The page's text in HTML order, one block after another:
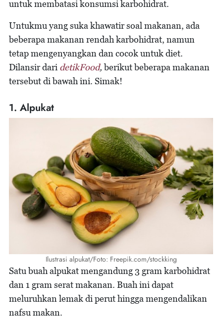
untuk membatasi konsumsi karbohidrat.
Untukmu yang suka khawatir soal makanan, ada
beberapa makanan rendah karbohidrat, namun
tetap mengenyangkan dan cocok untuk diet.
Dilansir dari detikFood,berikut beberapa makanan
tersebut di bawah ini. Simak!
1. Alpukat
Ilustrasi alpukat/Foto: Freepik.com/stockking
Satu buah alpukat mengandung 3 gram karbohidrat
dan 1 gram serat makanan. Buah ini dapat
meluruhkan lemak di perut hingga mengendalikan
nafsu makan.